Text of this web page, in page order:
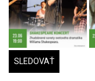
SLEDOVAŤ